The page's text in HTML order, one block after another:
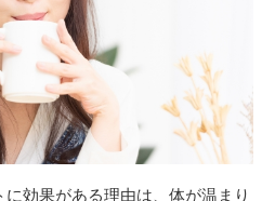
効果がある理由は、体が温まり